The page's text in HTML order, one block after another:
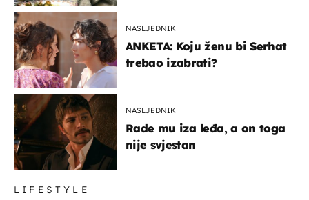
NASLJEDNIK
ANKETA: Koju ženu bi Serhat
trebao izabrati?
NASLJEDNIK
Rade mu iza leđa, a on toga
nije svjestan
LIFESTYLE